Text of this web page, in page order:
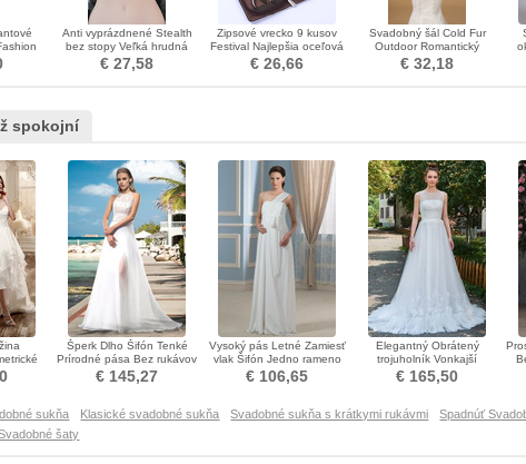
Anti vyprázdnené Stealth
bez stopy Veľká hrudná
pasta Neviditeľná
podprsenka
€ 27,58
Zipsové vrecko 9 kusov
Festival Najlepšia oceľová
kožená púzdra PU ozdoba
€ 26,66
Svadobný šál Cold Fur
Outdoor Romantický
kráľovský
€ 32,18
spokojní
šaty
Šperk Dlho Šifón Tenké
Prírodné pása Bez rukávov
Poroka Obleko
€ 145,27
Vysoký pás Letné Zamiesť
vlak Šifón Jedno rameno
Svadobné šaty
€ 106,65
Elegantný Obrátený
trojuholník Vonkajší
Prírodné pása Nevestin
obleko
€ 165,50
sukňa Klasické svadobné sukňa Svadobné sukňa s krátkymi rukávmi Spadnúť
šaty